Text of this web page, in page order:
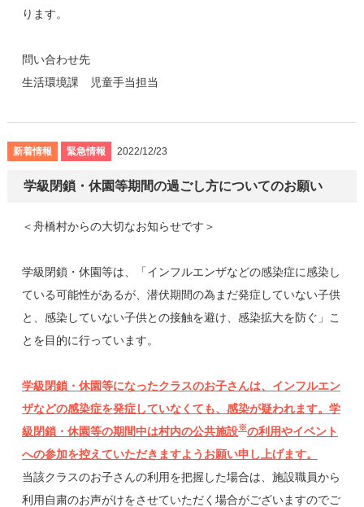
ります。
問い合わせ先
生活環境課 児童手当担当
新着情報 緊急情報 2022/12/23
学級閉鎖・休園等期間の過ごし方についてのお願い
＜舟橋村からの大切なお知らせです＞
学級閉鎖・休園等は、「インフルエンザなどの感染症に感染し
ている可能性があるが、潜伏期間の為まだ発症していない子供
と、感染していない子供との接触を避け、感染拡大を防ぐ」こ
とを目的に行っています。
学級閉鎖・休園等になったクラスのお子さんは、インフルエン
ザなどの感染症を発症していなくても、感染が疑われます。学
級閉鎖・休園等の期間中は村内の公共施設※の利用やイベント
への参加を控えていただきますようお願い申し上げます。
当該クラスのお子さんの利用を把握した場合は、施設職員から
利用自粛のお声がけをさせていただく場合がございますのでご